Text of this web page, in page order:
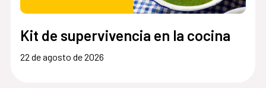
Kit de supervivencia en la cocina
22 de agosto de 2026